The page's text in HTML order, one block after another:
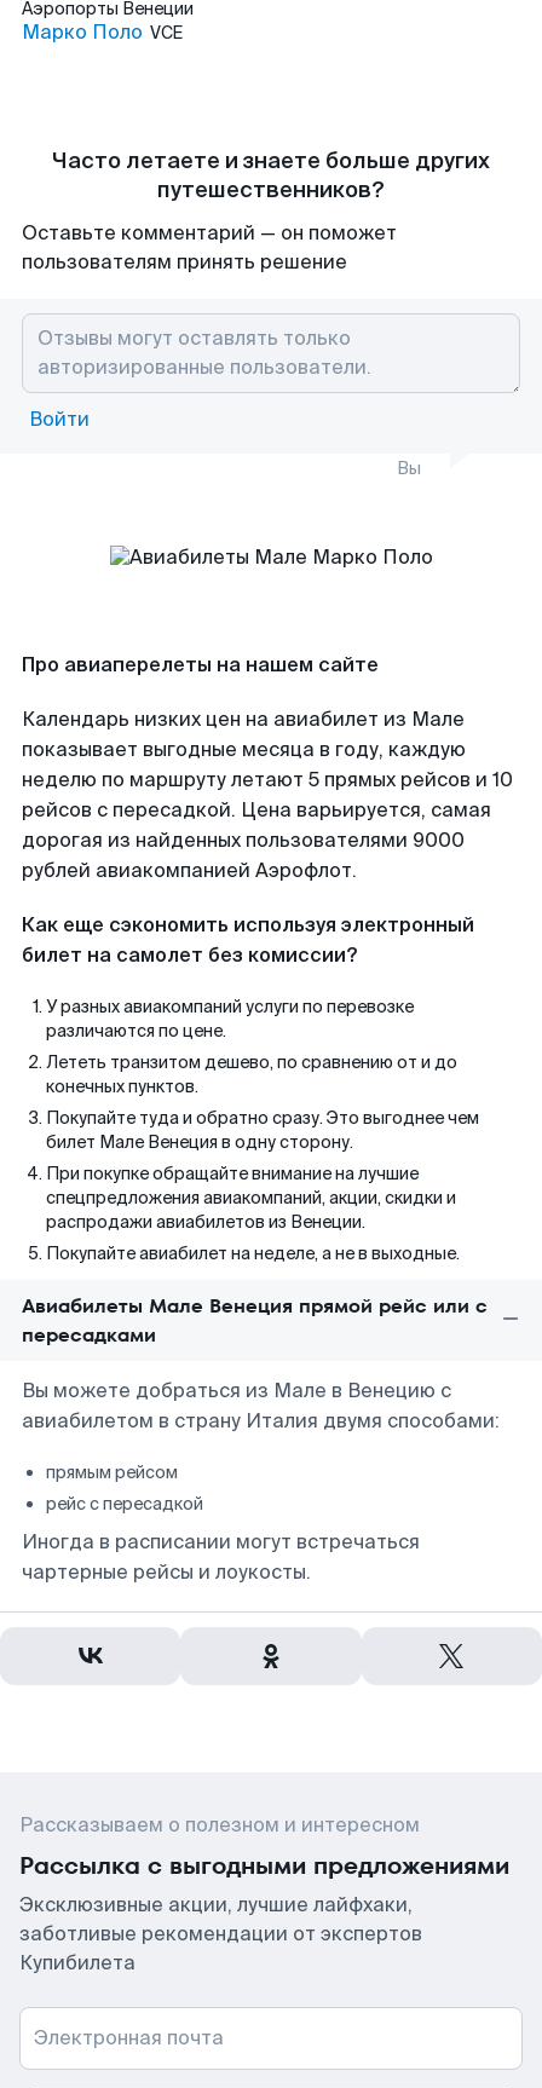
Аэропорты Венеции
Марко Поло VCE
Часто летаете и знаете больше других
путешественников?
Оставьте комментарий — он поможет
пользователям принять решение
Войти
Вы
Про авиаперелеты на нашем сайте
Календарь низких цен на авиабилет из Мале
показывает выгодные месяца в году, каждую
неделю по маршруту летают 5 прямых рейсов и 10
рейсов с пересадкой. Цена варьируется, самая
дорогая из найденных пользователями 9000
рублей авиакомпанией Аэрофлот.
Как еще сэкономить используя электронный
билет на самолет без комиссии?
У разных авиакомпаний услуги по перевозке
различаются по цене.
Лететь транзитом дешево, по сравнению от и до
конечных пунктов.
Покупайте туда и обратно сразу. Это выгоднее чем
билет Мале Венеция в одну сторону.
При покупке обращайте внимание на лучшие
спецпредложения авиакомпаний, акции, скидки и
распродажи авиабилетов из Венеции.
Покупайте авиабилет на неделе, а не в выходные.
Авиабилеты Мале Венеция прямой рейс или с
пересадками
Вы можете добраться из Мале в Венецию с
авиабилетом в страну Италия двумя способами:
прямым рейсом
рейс с пересадкой
Иногда в расписании могут встречаться
чартерные рейсы и лоукосты.
Рассказываем о полезном и интересном
Рассылка с выгодными предложениями
Эксклюзивные акции, лучшие лайфхаки,
заботливые рекомендации от экспертов
Купибилета
Электронная почта